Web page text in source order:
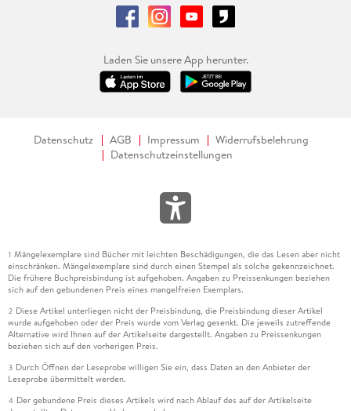
Laden Sie unsere App herunter.
Datenschutz AGB Impressum
Widerrufsbelehrung
Datenschutzeinstellungen
1 Mängelexemplare sind Bücher mit leichten Beschädigungen, die das Lesen aber nicht
einschränken. Mängelexemplare sind durch einen Stempel als solche gekennzeichnet.
Die frühere Buchpreisbindung ist aufgehoben. Angaben zu Preissenkungen beziehen
sich auf den gebundenen Preis eines mangelfreien Exemplars.
2 Diese Artikel unterliegen nicht der Preisbindung, die Preisbindung dieser Artikel
wurde aufgehoben oder der Preis wurde vom Verlag gesenkt. Die jeweils zutreffende
Alternative wird Ihnen auf der Artikelseite dargestellt. Angaben zu Preissenkungen
beziehen sich auf den vorherigen Preis.
3 Durch Öffnen der Leseprobe willigen Sie ein, dass Daten an den Anbieter der
Leseprobe übermittelt werden.
4 Der gebundene Preis dieses Artikels wird nach Ablauf des auf der Artikelseite